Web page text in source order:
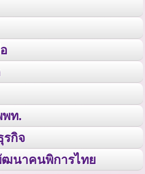
พท.
รกิจ
นาคนพิการไทย